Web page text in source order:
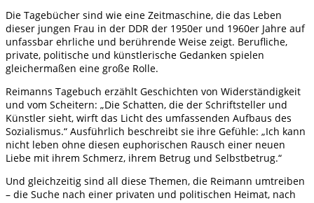
Die Tagebücher sind wie eine Zeitmaschine, die das Leben
dieser jungen Frau in der DDR der 1950er und 1960er Jahre auf
unfassbar ehrliche und berührende Weise zeigt. Berufliche,
private, politische und künstlerische Gedanken spielen
gleichermaßen eine große Rolle.
Reimanns Tagebuch erzählt Geschichten von Widerständigkeit
und vom Scheitern: „Die Schatten, die der Schriftsteller und
Künstler sieht, wirft das Licht des umfassenden Aufbaus des
Sozialismus.“ Ausführlich beschreibt sie ihre Gefühle: „Ich kann
nicht leben ohne diesen euphorischen Rausch einer neuen
Liebe mit ihrem Schmerz, ihrem Betrug und Selbstbetrug.“
Und gleichzeitig sind all diese Themen, die Reimann umtreiben
– die Suche nach einer privaten und politischen Heimat, nach